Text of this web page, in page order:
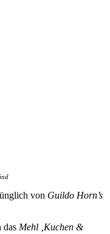
kreative
von Guildo Horn’s
das Mehl ‚Kuchen &